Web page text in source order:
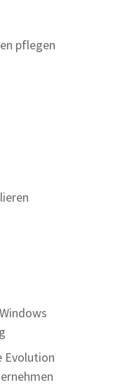
pflegen
Evolution